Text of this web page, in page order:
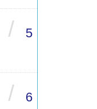
/ 5
/ 6